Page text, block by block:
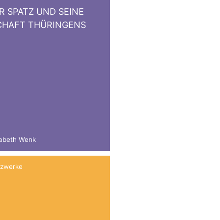
SPATZ UND SEINE
THÜRINGENS
Wenk